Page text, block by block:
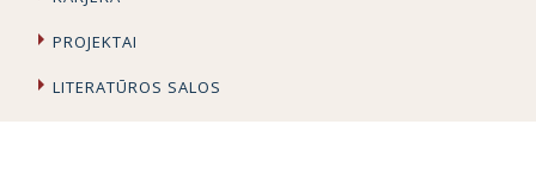
PROJEKTAI
LITERATŪROS SALOS